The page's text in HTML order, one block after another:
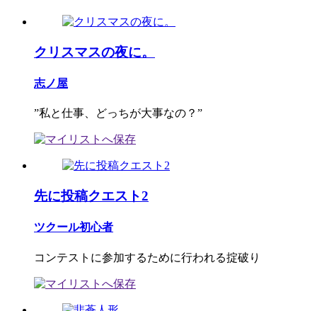
クリスマスの夜に。
志ノ屋
”私と仕事、どっちが大事なの？”
先に投稿クエスト2
ツクール初心者
コンテストに参加するために行われる掟破り